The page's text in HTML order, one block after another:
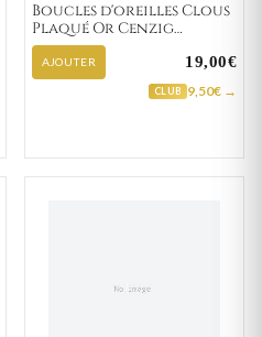
Boucles d'oreilles Clous
Plaqué Or Cenzig
Zirconium
AJOUTER 19,00€
CLUB 9,50€ →